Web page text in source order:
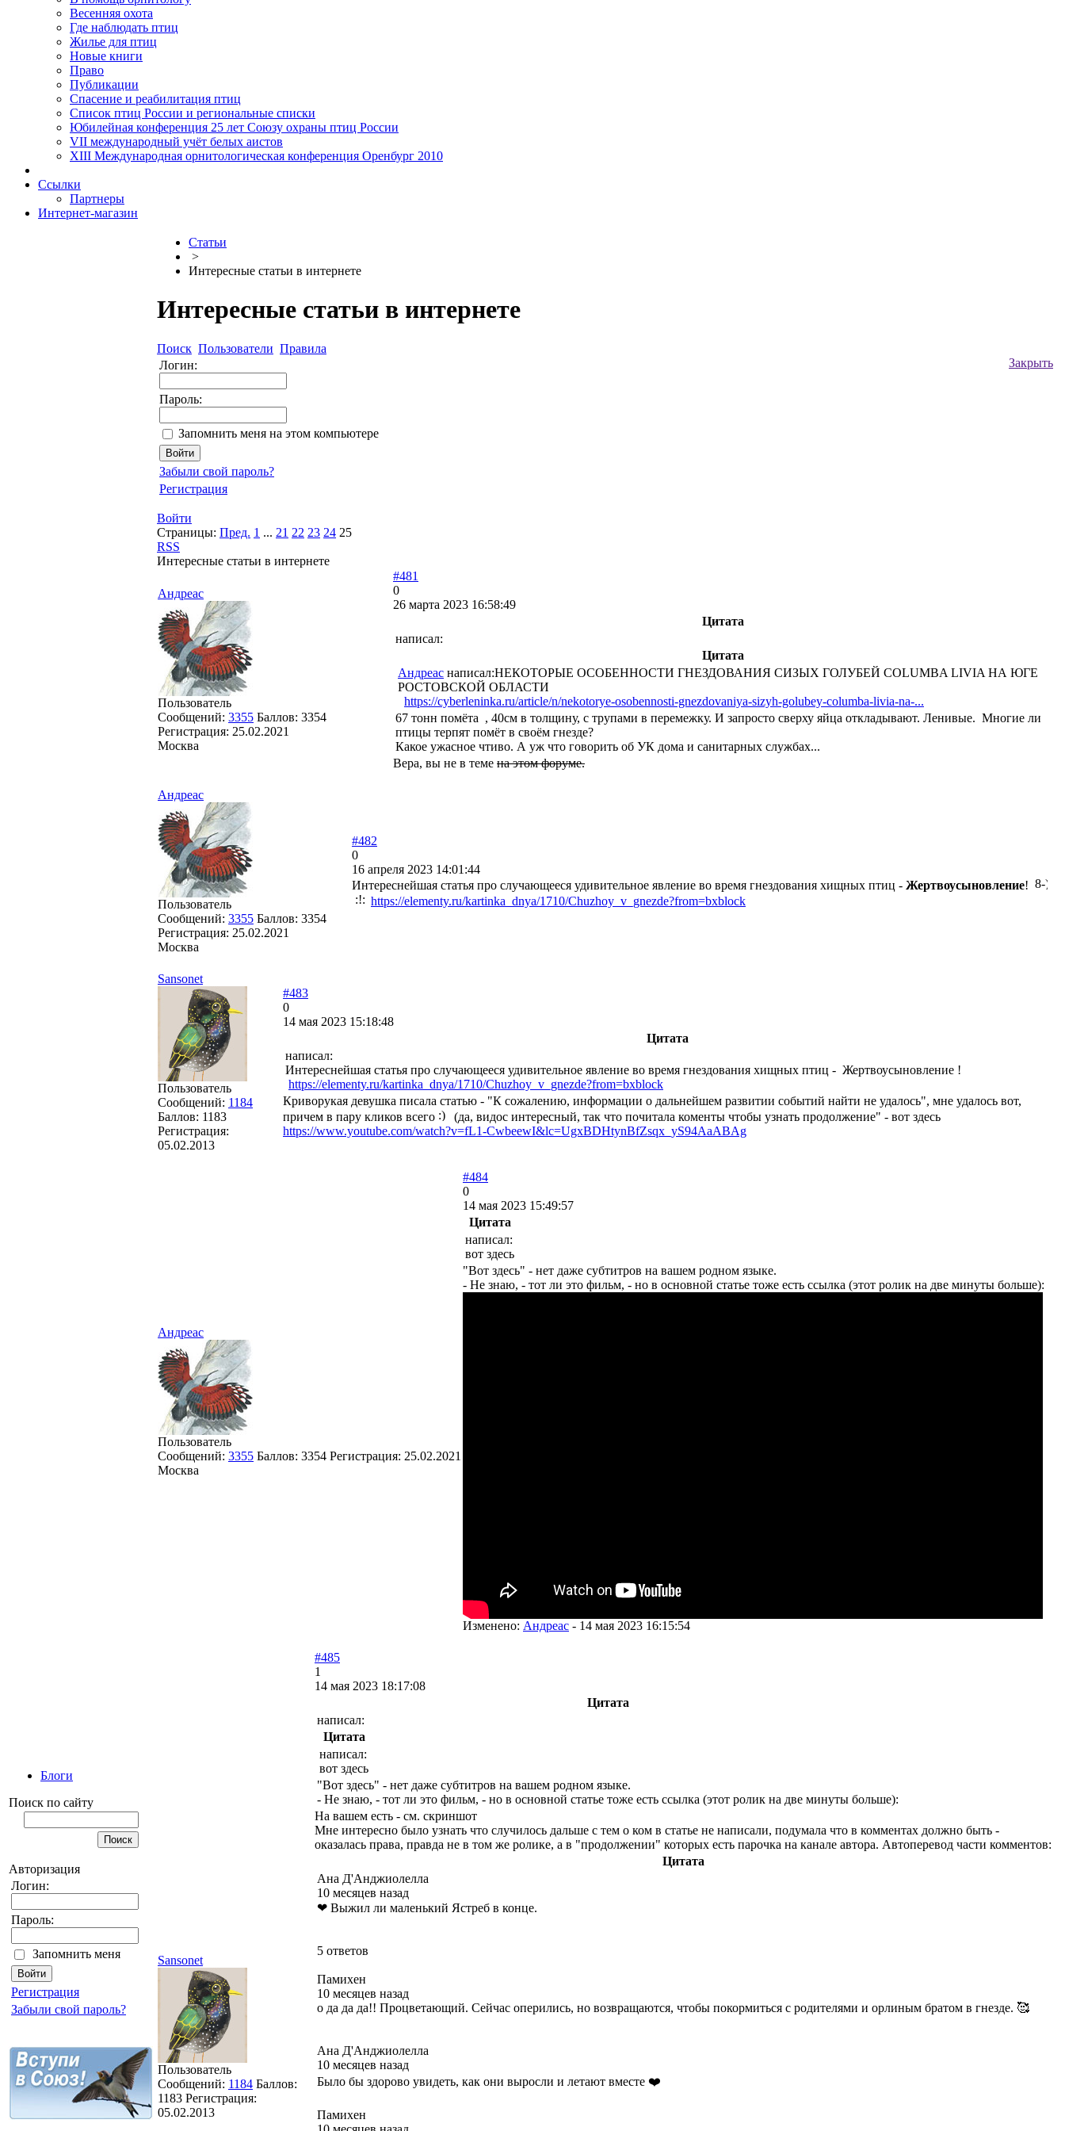
Весенняя охота
Где наблюдать птиц
Жилье для птиц
Новые книги
Право
Публикации
Спасение и реабилитация птиц
Список птиц России и региональные списки
Юбилейная конференция 25 лет Союзу охраны птиц России
VII международный учёт белых аистов
XIII Международная орнитологическая конференция Оренбург 2010
Ссылки
Партнеры
Интернет-магазин
Блоги
Поиск по сайту
Авторизация
Логин:
Пароль:
Запомнить меня
Регистрация
Забыли свой пароль?
Статьи
>
Интересные статьи в интернете
Интересные статьи в интернете
Поиск Пользователи Правила
Закрыть
Логин:
Пароль:
Запомнить меня на этом компьютере
Забыли свой пароль?
Регистрация
Войти
Страницы: Пред. 1 ... 21 22 23 24 25
RSS
Интересные статьи в интернете
Андреас
Пользователь
Сообщений: 3355 Баллов: 3354
Регистрация: 25.02.2021
Москва
#481
0
26 марта 2023 16:58:49
Цитата
написал:
Цитата
Андреас написал:НЕКОТОРЫЕ ОСОБЕННОСТИ ГНЕЗДОВАНИЯ СИЗЫХ ГОЛУБЕЙ COLUMBA LIVIA НА ЮГЕ
РОСТОВСКОЙ ОБЛАСТИ
https://cyberleninka.ru/article/n/nekotorye-osobennosti-gnezdovaniya-sizyh-golubey-columba-livia-na-...
67 тонн помёта , 40см в толщину, с трупами в перемежку. И запросто сверху яйца откладывают. Ленивые. Многие ли
птицы терпят помёт в своём гнезде?
Какое ужасное чтиво. А уж что говорить об УК дома и санитарных службах...
Вера, вы не в теме на этом форуме.
Андреас
Пользователь
Сообщений: 3355 Баллов: 3354
Регистрация: 25.02.2021
Москва
#482
0
16 апреля 2023 14:01:44
Интереснейшая статья про случающееся удивительное явление во время гнездования хищных птиц - Жертвоусыновление!
https://elementy.ru/kartinka_dnya/1710/Chuzhoy_v_gnezde?from=bxblock
Sansonet
Пользователь
Сообщений: 1184
Баллов: 1183
Регистрация:
05.02.2013
#483
0
14 мая 2023 15:18:48
Цитата
написал:
Интереснейшая статья про случающееся удивительное явление во время гнездования хищных птиц - Жертвоусыновление !
https://elementy.ru/kartinka_dnya/1710/Chuzhoy_v_gnezde?from=bxblock
Криворукая девушка писала статью - "К сожалению, информации о дальнейшем развитии событий найти не удалось", мне удалось вот,
причем в пару кликов всего
(да, видос интересный, так что почитала коменты чтобы узнать продолжение" - вот здесь
https://www.youtube.com/watch?v=fL1-CwbeewI&lc=UgxBDHtynBfZsqx_yS94AaABAg
Андреас
Пользователь
Сообщений: 3355 Баллов: 3354 Регистрация: 25.02.2021
Москва
#484
0
14 мая 2023 15:49:57
Цитата
написал:
вот здесь
"Вот здесь" - нет даже субтитров на вашем родном языке.
- Не знаю, - тот ли это фильм, - но в основной статье тоже есть ссылка (этот ролик на две минуты больше):
Изменено: Андреас - 14 мая 2023 16:15:54
Sansonet
Пользователь
Сообщений: 1184 Баллов:
1183 Регистрация:
05.02.2013
#485
1
14 мая 2023 18:17:08
Цитата
написал:
Цитата
написал:
вот здесь
"Вот здесь" - нет даже субтитров на вашем родном языке.
- Не знаю, - тот ли это фильм, - но в основной статье тоже есть ссылка (этот ролик на две минуты больше):
На вашем есть - см. скриншот
Мне интересно было узнать что случилось дальше с тем о ком в статье не написали, подумала что в комментах должно быть -
оказалась права, правда не в том же ролике, а в "продолжении" которых есть парочка на канале автора. Автоперевод части комментов:
Цитата
Ана Д'Анджиолелла
10 месяцев назад
❤ Выжил ли маленький Ястреб в конце.
5 ответов
Памихен
10 месяцев назад
о да да да!! Процветающий. Сейчас оперились, но возвращаются, чтобы покормиться с родителями и орлиным братом в гнезде. 🥰
Ана Д'Анджиолелла
10 месяцев назад
Было бы здорово увидеть, как они выросли и летают вместе ❤️
Памихен